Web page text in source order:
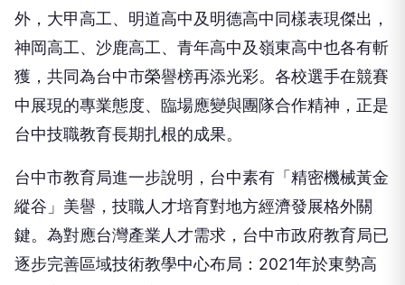
神岡高工、沙鹿高工、青年高中及嶺東高中也各有斬
獲，共同為台中市榮譽榜再添光彩。各校選手在競賽
中展現的專業態度、臨場應變與團隊合作精神，正是
台中技職教育長期扎根的成果。
台中市教育局進一步說明，台中素有「精密機械黃金
縱谷」美譽，技職人才培育對地方經濟發展格外關
鍵。為對應台灣產業人才需求，台中市政府教育局已
逐步完善區域技術教學中心布局：2021年於東勢高
工設立山線「台中市電動車技術教學中心」、2022